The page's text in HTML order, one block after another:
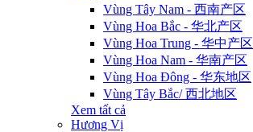
Vùng Tây Nam - 西南产区
Vùng Hoa Bắc - 华北产区
Vùng Hoa Trung - 华中产区
Vùng Hoa Nam - 华南产区
Vùng Hoa Đông - 华东地区
Vùng Tây Bắc/ 西北地区
Xem tất cả
Hương Vị